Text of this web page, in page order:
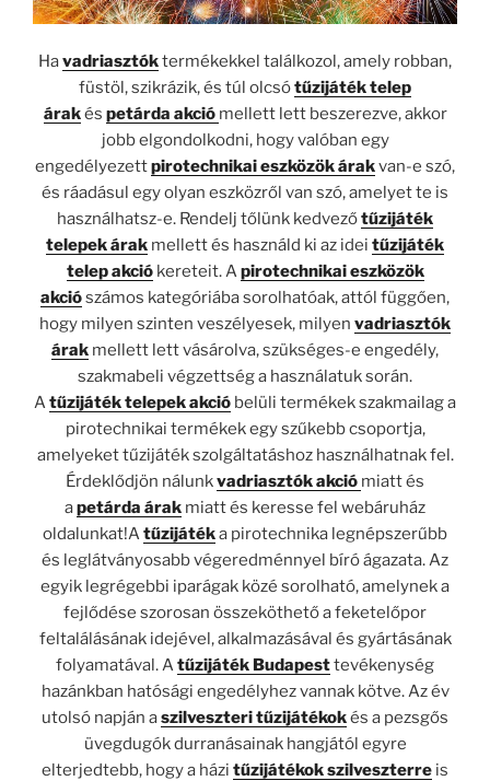
Havadriasztóktermékekkel találkozol, amely robban,
füstöl, szikrázik, és túl olcsótűzijáték telep
árakés petárda akció mellett lett beszerezve, akkor
jobb elgondolkodni, hogy valóban egy
engedélyezettpirotechnikai eszközök árakvan-e szó,
és ráadásul egy olyan eszközről van szó, amelyet te is
használhatsz-e. Rendelj tőlünk kedvezőtűzijáték
telepek árak mellett és használd ki az idei tűzijáték
telep akciókereteit. Apirotechnikai eszközök
akciószámos kategóriába sorolhatóak, attól függően,
hogy milyen szinten veszélyesek, milyen vadriasztók
árak mellett lett vásárolva, szükséges-e engedély,
szakmabeli végzettség a használatuk során.
Atűzijáték telepek akció belüli termékek szakmailag a
pirotechnikai termékek egy szűkebb csoportja,
amelyeket tűzijáték szolgáltatáshoz használhatnak fel.
Érdeklődjön nálunkvadriasztók akció miatt és
apetárda árak miatt és keresse fel webáruház
oldalunkat!Atűzijátéka pirotechnika legnépszerűbb
és leglátványosabb végeredménnyel bíró ágazata. Az
egyik legrégebbi iparágak közé sorolható, amelynek a
fejlődése szorosan összeköthető a feketelőpor
feltalálásának idejével, alkalmazásával és gyártásának
folyamatával. Atűzijáték Budapesttevékenység
hazánkban hatósági engedélyhez vannak kötve. Az év
utolsó napján aszilveszteri tűzijátékokés a pezsgős
üvegdugók durranásainak hangjától egyre
elterjedtebb, hogy a házi tűzijátékok szilveszterre is